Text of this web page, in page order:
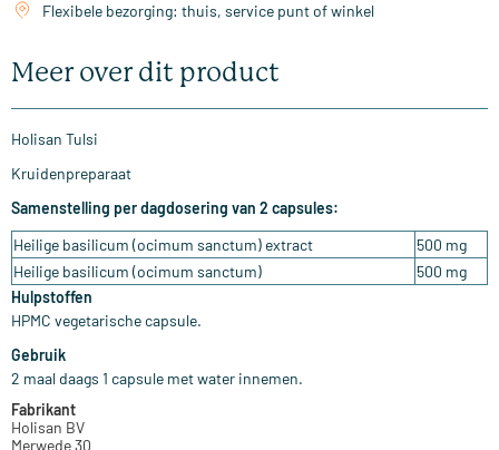
Flexibele bezorging: thuis, service punt of winkel
Meer over dit product
Holisan Tulsi
Kruidenpreparaat
Samenstelling per dagdosering van 2 capsules:
Heilige basilicum (ocimum sanctum) extract
500 mg
Heilige basilicum (ocimum sanctum)
500 mg
Hulpstoffen
HPMC vegetarische capsule.
Gebruik
2 maal daags 1 capsule met water innemen.
Fabrikant
Holisan BV
Merwede 30